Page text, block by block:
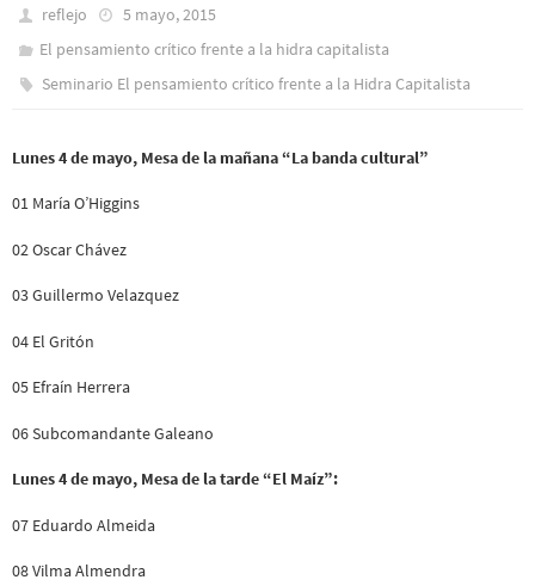
reflejo
5 mayo, 2015
El pensamiento crítico frente a la hidra capitalista
Seminario El pensamiento crítico frente a la Hidra Capitalista
Lunes 4 de mayo, Mesa de la mañana “La banda cultural”
01 María O’Higgins
02 Oscar Chávez
03 Guillermo Velazquez
04 El Gritón
05 Efraín Herrera
06 Subcomandante Galeano
Lunes 4 de mayo, Mesa de la tarde “El Maíz”:
07 Eduardo Almeida
08 Vilma Almendra